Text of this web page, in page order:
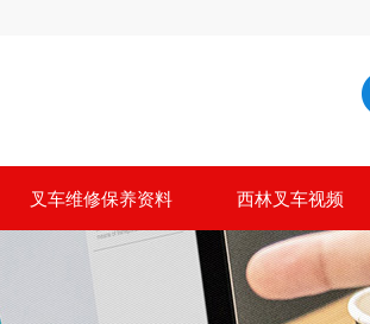
叉车维修保养资料 西林叉车视频